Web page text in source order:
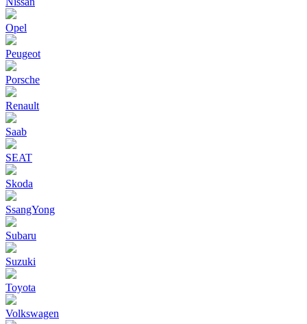
Opel
Peugeot
Porsche
Renault
Saab
SEAT
Skoda
SsangYong
Subaru
Suzuki
Toyota
Volkswagen